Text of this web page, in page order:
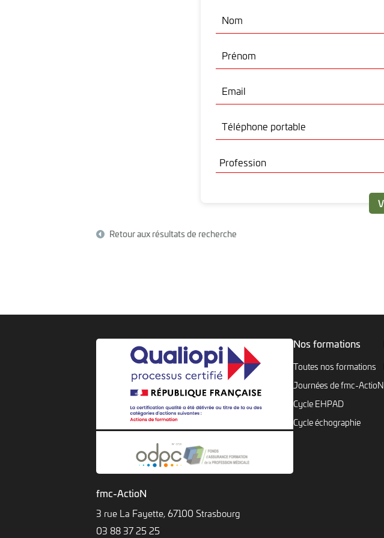
Nom
Prénom
Email
Téléphone portable
Retour aux résultats de recherche
fmc-ActioN
3 rue La Fayette, 67100 Strasbourg
03 88 37 25 25
Nos formations
Toutes nos formations
Journées de fmc-ActioN
Cycle EHPAD
Cycle échographie